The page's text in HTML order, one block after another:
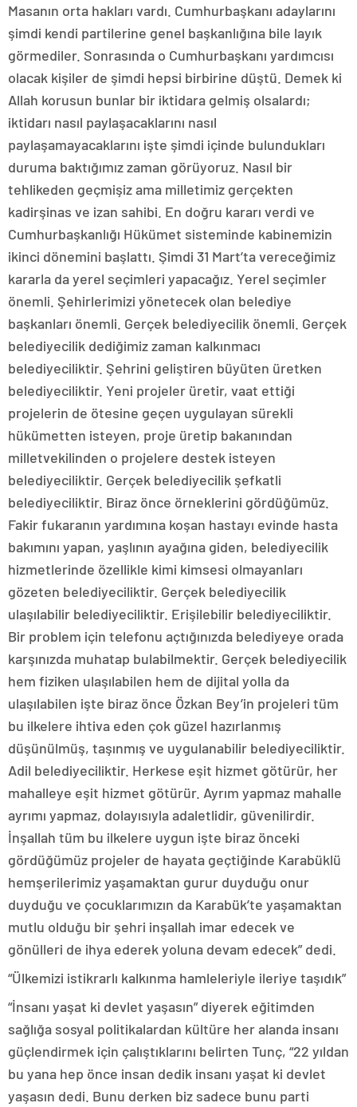
Masanın orta hakları vardı. Cumhurbaşkanı adaylarını
şimdi kendi partilerine genel başkanlığına bile layık
görmediler. Sonrasında o Cumhurbaşkanı yardımcısı
olacak kişiler de şimdi hepsi birbirine düştü. Demek ki
Allah korusun bunlar bir iktidara gelmiş olsalardı;
iktidarı nasıl paylaşacaklarını nasıl
paylaşamayacaklarını işte şimdi içinde bulundukları
duruma baktığımız zaman görüyoruz. Nasıl bir
tehlikeden geçmişiz ama milletimiz gerçekten
kadirşinas ve izan sahibi. En doğru kararı verdi ve
Cumhurbaşkanlığı Hükümet sisteminde kabinemizin
ikinci dönemini başlattı. Şimdi 31 Mart’ta vereceğimiz
kararla da yerel seçimleri yapacağız. Yerel seçimler
önemli. Şehirlerimizi yönetecek olan belediye
başkanları önemli. Gerçek belediyecilik önemli. Gerçek
belediyecilik dediğimiz zaman kalkınmacı
belediyeciliktir. Şehrini geliştiren büyüten üretken
belediyeciliktir. Yeni projeler üretir, vaat ettiği
projelerin de ötesine geçen uygulayan sürekli
hükümetten isteyen, proje üretip bakanından
milletvekilinden o projelere destek isteyen
belediyeciliktir. Gerçek belediyecilik şefkatli
belediyeciliktir. Biraz önce örneklerini gördüğümüz.
Fakir fukaranın yardımına koşan hastayı evinde hasta
bakımını yapan, yaşlının ayağına giden, belediyecilik
hizmetlerinde özellikle kimi kimsesi olmayanları
gözeten belediyeciliktir. Gerçek belediyecilik
ulaşılabilir belediyeciliktir. Erişilebilir belediyeciliktir.
Bir problem için telefonu açtığınızda belediyeye orada
karşınızda muhatap bulabilmektir. Gerçek belediyecilik
hem fiziken ulaşılabilen hem de dijital yolla da
ulaşılabilen işte biraz önce Özkan Bey’in projeleri tüm
bu ilkelere ihtiva eden çok güzel hazırlanmış
düşünülmüş, taşınmış ve uygulanabilir belediyeciliktir.
Adil belediyeciliktir. Herkese eşit hizmet götürür, her
mahalleye eşit hizmet götürür. Ayrım yapmaz mahalle
ayrımı yapmaz, dolayısıyla adaletlidir, güvenilirdir.
İnşallah tüm bu ilkelere uygun işte biraz önceki
gördüğümüz projeler de hayata geçtiğinde Karabüklü
hemşerilerimiz yaşamaktan gurur duyduğu onur
duyduğu ve çocuklarımızın da Karabük’te yaşamaktan
mutlu olduğu bir şehri inşallah imar edecek ve
gönülleri de ihya ederek yoluna devam edecek” dedi.
“Ülkemizi istikrarlı kalkınma hamleleriyle ileriye taşıdık”
“İnsanı yaşat ki devlet yaşasın” diyerek eğitimden
sağlığa sosyal politikalardan kültüre her alanda insanı
güçlendirmek için çalıştıklarını belirten Tunç, “22 yıldan
bu yana hep önce insan dedik insanı yaşat ki devlet
yaşasın dedi. Bunu derken biz sadece bunu parti